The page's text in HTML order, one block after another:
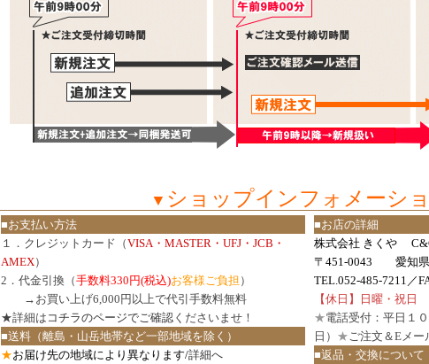
▼ ショップインフォメーシ
■お支払い方法
１．クレジットカード（VISA・MASTER・UFJ・JCB・
AMEX）
2．代金引換（手数料330円(税込)お客様ご負担 ）
→お買い上げ6,000円以上で代引手数料無料
★詳細は コチラのページでご確認 くださいませ！
■送料（離島・山岳地帯など一部地域を除く）
★お届け先の地域により異なります/詳細へ
■お店の詳細
株式会社 きくや
〒451-0043 愛知県
TEL.052-485-7211／
【休日】日曜・祝日
★電話受付：平日１
日） ★ご注文＆Eメー
■返品・交換について